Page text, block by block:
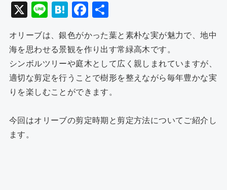
X
Li
e
H
e
n
a
F
c
e
b
o
k
有
オリーブは、銀色がかった葉と素朴な実が魅力で、地中
海を思わせる景観を作り出す常緑高木です。
シンボルツリーや庭木として広く親しまれていますが、
適切な剪定を行うことで樹形を整えながら毎年豊かな実
りを楽しむことができます。
今回はオリーブの剪定時期と剪定方法についてご紹介し
ます。